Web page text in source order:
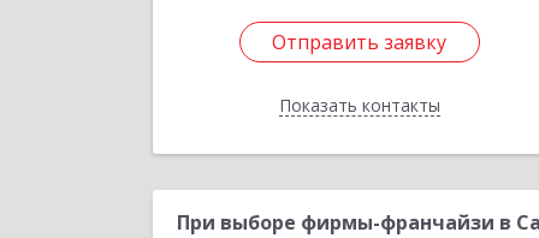
Отправить заявку
Показать контакты
Отправить заявку
Назад
При выборе фирмы-франчайзи в